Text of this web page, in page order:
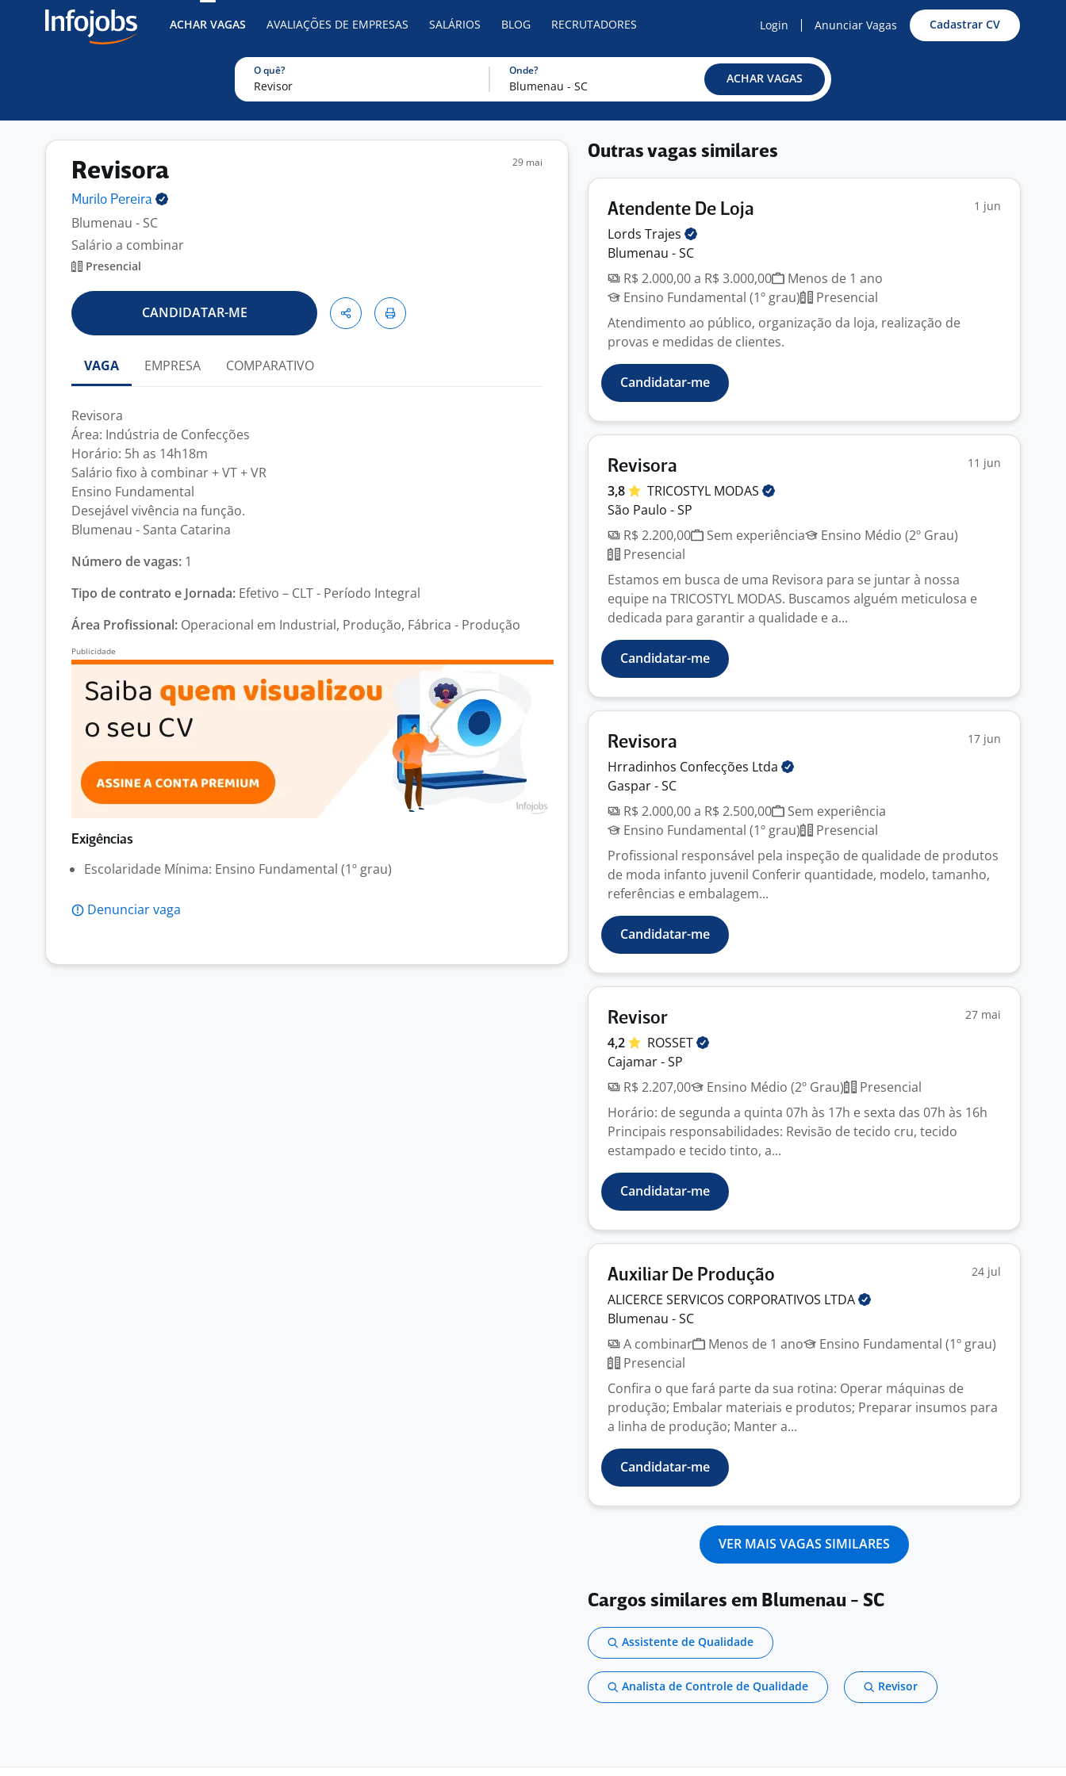
ACHAR VAGAS AVALIAÇÕES DE EMPRESAS SALÁRIOS BLOG RECRUTADORES Login Anunciar Vagas Cadastrar CV
O quê? Onde?
ACHAR VAGAS
Revisora
Murilo Pereira
Blumenau - SC
Salário a combinar
Presencial
29 mai
CANDIDATAR-ME
VAGA EMPRESA COMPARATIVO
Revisora
Área: Indústria de Confecções
Horário: 5h as 14h18m
Salário fixo à combinar + VT + VR
Ensino Fundamental
Desejável vivência na função.
Blumenau - Santa Catarina
Número de vagas: 1
Tipo de contrato e Jornada: Efetivo – CLT - Período Integral
Área Profissional: Operacional em Industrial, Produção, Fábrica - Produção
Exigências
Escolaridade Mínima: Ensino Fundamental (1º grau)
Denunciar vaga
Outras vagas similares
Atendente De Loja 1 jun
Lords Trajes
Blumenau - SC
R$ 2.000,00 a R$ 3.000,00
Menos de 1 ano
Ensino Fundamental (1º grau)
Presencial
Atendimento ao público, organização da loja, realização de
provas e medidas de clientes.
Candidatar-me
Revisora 11 jun
3,8 TRICOSTYL MODAS
São Paulo - SP
R$ 2.200,00
Sem experiência
Ensino Médio (2º Grau)
Presencial
Estamos em busca de uma Revisora para se juntar à nossa
equipe na TRICOSTYL MODAS. Buscamos alguém meticulosa e
dedicada para garantir a qualidade e a...
Candidatar-me
Revisora 17 jun
Hrradinhos Confecções Ltda
Gaspar - SC
R$ 2.000,00 a R$ 2.500,00
Sem experiência
Ensino Fundamental (1º grau)
Presencial
Profissional responsável pela inspeção de qualidade de produtos
de moda infanto juvenil Conferir quantidade, modelo, tamanho,
referências e embalagem...
Candidatar-me
Revisor 27 mai
4,2
ROSSET
Cajamar - SP
R$ 2.207,00
Ensino Médio (2º Grau)
Presencial
Horário: de segunda a quinta 07h às 17h e sexta das 07h às 16h
Principais responsabilidades: Revisão de tecido cru, tecido
estampado e tecido tinto, a...
Candidatar-me
Auxiliar De Produção 24 jul
ALICERCE SERVICOS CORPORATIVOS LTDA
Blumenau - SC
A combinar
Menos de 1 ano
Ensino Fundamental (1º grau)
Presencial
Confira o que fará parte da sua rotina: Operar máquinas de
produção; Embalar materiais e produtos; Preparar insumos para
a linha de produção; Manter a...
Candidatar-me
VER MAIS VAGAS SIMILARES
Cargos similares em Blumenau - SC
Assistente de Qualidade
Analista de Controle de Qualidade Revisor